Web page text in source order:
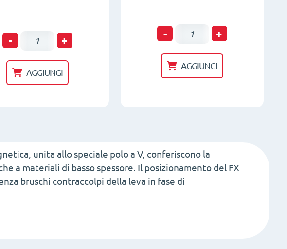
-
Sollevatore
per
materiali
+
AGGIUNGI
-
Sollevatore
per
materiali
+
AGGIUNGI
unita allo speciale polo a V, conferiscono la
a materiali di basso spessore. Il posizionamento del FX
bruschi contraccolpi della leva in fase di